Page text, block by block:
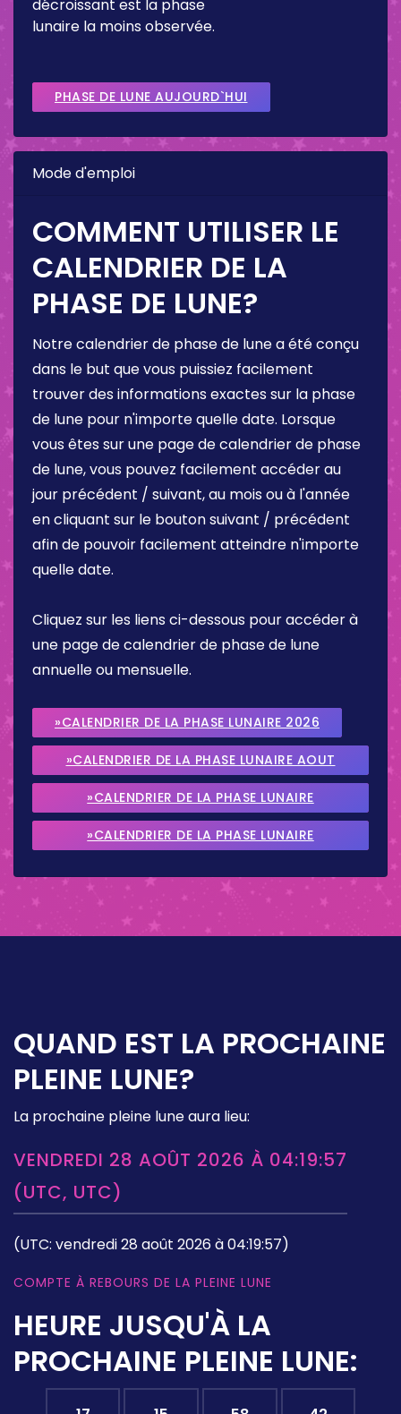
décroissant est la phase
lunaire la moins observée.
PHASE DE LUNE AUJOURD`HUI
Mode d'emploi
COMMENT UTILISER LE
CALENDRIER DE LA
PHASE DE LUNE?
Notre calendrier de phase de lune a été conçu
dans le but que vous puissiez facilement
trouver des informations exactes sur la phase
de lune pour n'importe quelle date. Lorsque
vous êtes sur une page de calendrier de phase
de lune, vous pouvez facilement accéder au
jour précédent / suivant, au mois ou à l'année
en cliquant sur le bouton suivant / précédent
afin de pouvoir facilement atteindre n'importe
quelle date.
Cliquez sur les liens ci-dessous pour accéder à
une page de calendrier de phase de lune
annuelle ou mensuelle.
»CALENDRIER DE LA PHASE LUNAIRE 2026
»CALENDRIER DE LA PHASE LUNAIRE AOUT
2026
»CALENDRIER DE LA PHASE LUNAIRE
SEPTEMBRE 2026
»CALENDRIER DE LA PHASE LUNAIRE
QUAND EST LA PROCHAINE
PLEINE LUNE?
La prochaine pleine lune aura lieu:
VENDREDI 28 AOÛT 2026 À 04:19:57
(UTC, UTC)
(UTC: vendredi 28 août 2026 à 04:19:57)
COMPTE À REBOURS DE LA PLEINE LUNE
HEURE JUSQU'À LA
PROCHAINE PLEINE LUNE: